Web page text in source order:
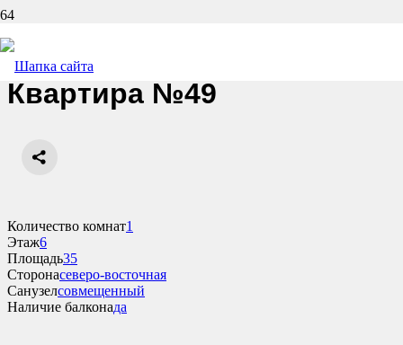
Назад
Квартира №49
Количество комнат1
Этаж6
Площадь35
Сторонасеверо-восточная
Санузелсовмещенный
Наличие балконада